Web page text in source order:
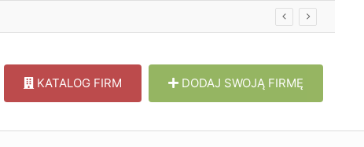
KATALOG FIRM DODAJ SWOJĄ FIRMĘ